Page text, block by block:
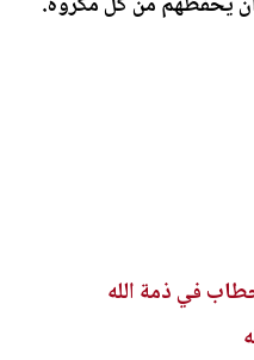
في ذمة الله